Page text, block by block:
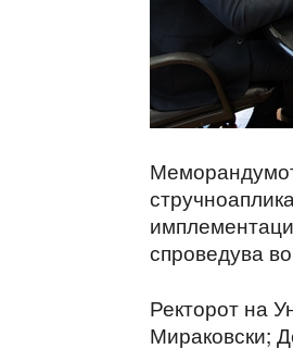
спроведува
Ректорот на
Мираковски;